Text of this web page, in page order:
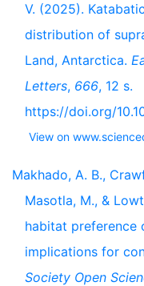
V. (2025).
distribution of
Land, Antarctica.
Letters, 666, 12 s.
https://doi.org/
View on
Makhado, A. B.,
Masotla, M., &
habitat preference
implications for
Society Open